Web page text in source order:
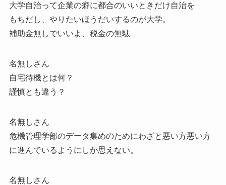
大学自治って企業の癖に都合のいいときだけ自治を
もちだし、やりたいほうだいするのが大学。
補助金無しでいいよ、税金の無駄
名無しさん
自宅待機とは何？
謹慎とも違う？
名無しさん
危機管理学部のデータ集めのためにわざと悪い方悪い方
に進んでいるようにしか思えない。
名無しさん